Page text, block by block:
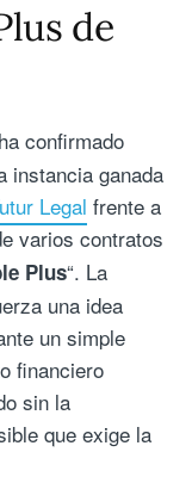
de
ha confirmado
instancia ganada
Legal frente a
varios contratos
Plus“. La
una idea
un simple
financiero
sin la
que exige la